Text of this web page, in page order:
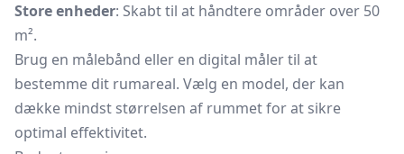
Store enheder: Skabt til at håndtere områder over 50
m².
Brug en målebånd eller en digital måler til at
bestemme dit rumareal. Vælg en model, der kan
dække mindst størrelsen af rummet for at sikre
optimal effektivitet.